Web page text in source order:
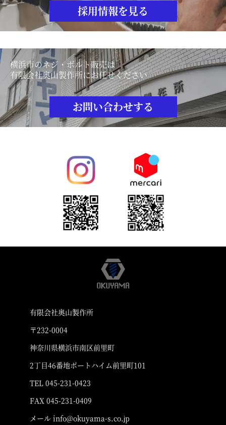
採用情報を見る
横浜市のネジ・ボルト販売は
有限会社奥山製作所にお任せください
お問い合わせする
有限会社奥山製作所
〒232-0004
神奈川県横浜市南区前里町
2丁目46番地ポートハイム前里町101
TEL 045-231-0423
FAX 045-231-0409
メール info@okuyama-s.co.jp